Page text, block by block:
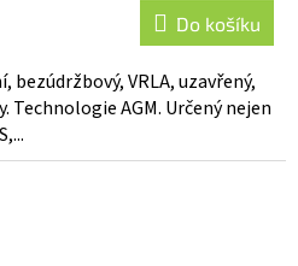
Do košíku
bezúdržbový, VRLA, uzavřený,
Technologie AGM. Určený nejen